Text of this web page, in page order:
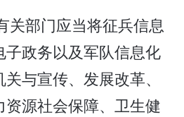
关部门应当将征兵信息
政务以及军队信息化
与宣传、发展改革、
源社会保障、卫生健